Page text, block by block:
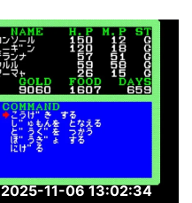
2025-11-06 13:02:34